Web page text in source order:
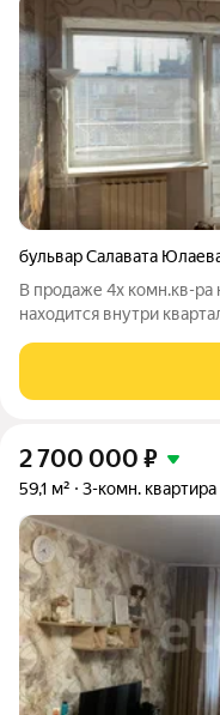
бульвар Салавата
В продаже 4х комн.кв-
находится внутри
полипропиленовые
шумный. Установлен
2 700 000 ₽
59,1 м² 3-комн. квартира